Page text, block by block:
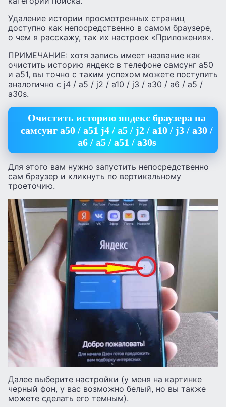
Удаление истории просмотренных страниц
доступно как непосредственно в самом браузере,
о чем я расскажу, так их настроек «Приложения».
ПРИМЕЧАНИЕ: хотя запись имеет название как
очистить историю яндекс в телефоне самсунг а50
и а51, вы точно с таким успехом можете поступить
аналогично с j4 / а5 / j2 / а10 / j3 / а30 / a6 / а5 /
а30s.
Очистить историю яндекс браузера на
самсунг а50 / а51 j4 / а5 / j2 / а10 / j3 / а30 /
a6 / а5 / а51 / а30s
Для этого вам нужно запустить непосредственно
сам браузер и кликнуть по вертикальному
троеточию.
Далее выберите настройки (у меня на картинке
черный фон, у вас возможно белый, но вы также
можете сделать его темным).